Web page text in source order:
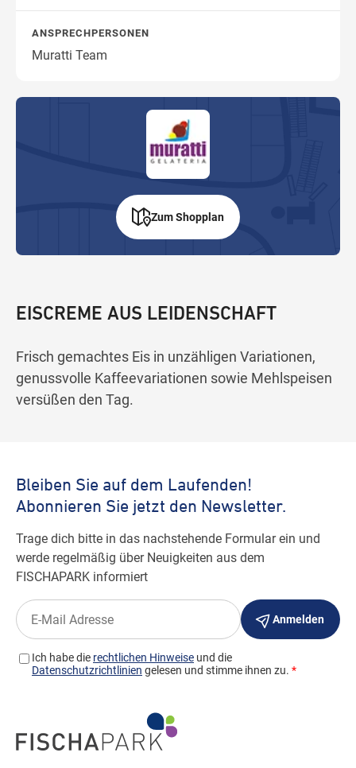
EISCREME AUS LEIDENSCHAFT
Frisch gemachtes Eis in unzähligen Variationen,
genussvolle Kaffeevariationen sowie Mehlspeisen
versüßen den Tag.
ANSPRECHPERSONEN
Muratti Team
Zum Shopplan